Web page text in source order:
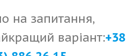
на запитання,
варіант:+38